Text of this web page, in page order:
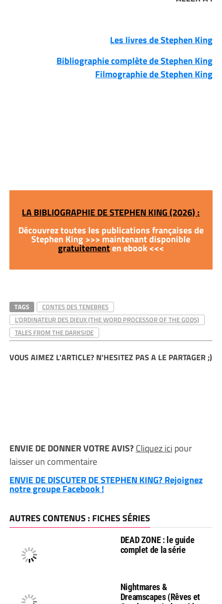
Les livres de Stephen King
Bibliographie complète de Stephen King
Filmographie de Stephen King
LA BIBLIOGRAPHIE DE STEPHEN KING (2026) :
Découvrez toutes les publications françaises de
Stephen King >>> maintenant disponible
gratuitementen ebook <<<
TAGS
CONTES DES TENEBRES
L'ORDINATEUR DES DIEUX (THE WORD PROCESSOR OF THE GODS)
TALES FROM THE DARKSIDE
VOUS AIMEZ L'ARTICLE? N'HESITEZ PAS A LE PARTAGER ;)
ENVIE DE DONNER VOTRE AVIS?Cliquez ici pour
laisser un commentaire
ENVIE DE DISCUTER DE STEPHEN KING? Rejoignez
notre groupe Facebook !
AUTRES CONTENUS : FICHES SÉRIES
DEAD ZONE : le guide
complet de la série
Nightmares &
Dreamscapes (Rêves et